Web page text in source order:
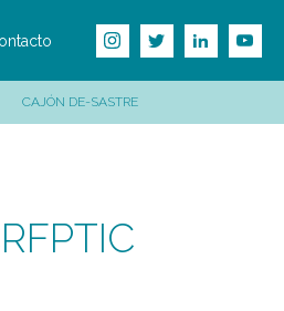
CAJÓN DE-SASTRE